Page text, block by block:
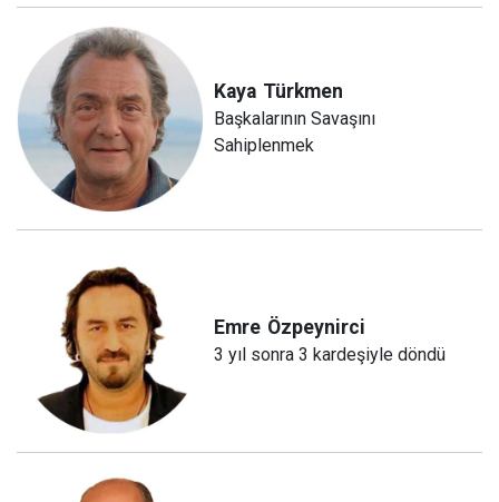
Kaya Türkmen
Başkalarının Savaşını
Sahiplenmek
Emre Özpeynirci
3 yıl sonra 3 kardeşiyle döndü